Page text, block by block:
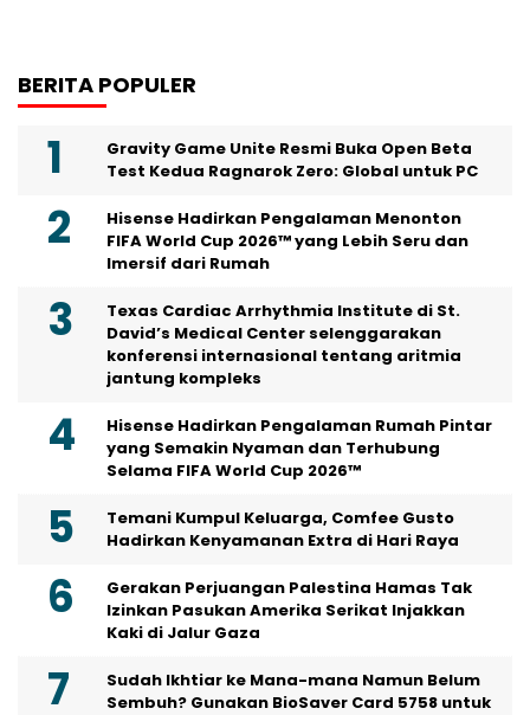
BERITA POPULER
Gravity Game Unite Resmi Buka Open Beta
Test Kedua Ragnarok Zero: Global untuk PC
Hisense Hadirkan Pengalaman Menonton
FIFA World Cup 2026™ yang Lebih Seru dan
Imersif dari Rumah
Texas Cardiac Arrhythmia Institute di St.
David’s Medical Center selenggarakan
konferensi internasional tentang aritmia
jantung kompleks
Hisense Hadirkan Pengalaman Rumah Pintar
yang Semakin Nyaman dan Terhubung
Selama FIFA World Cup 2026™
Temani Kumpul Keluarga, Comfee Gusto
Hadirkan Kenyamanan Extra di Hari Raya
Gerakan Perjuangan Palestina Hamas Tak
Izinkan Pasukan Amerika Serikat Injakkan
Kaki di Jalur Gaza
Sudah Ikhtiar ke Mana-mana Namun Belum
Sembuh? Gunakan BioSaver Card 5758 untuk